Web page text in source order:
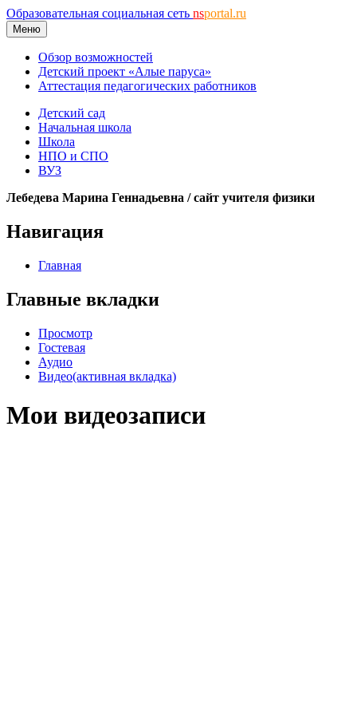
Образовательная социальная сеть nsportal.ru
Меню
Обзор возможностей
Детский проект «Алые паруса»
Аттестация педагогических работников
Детский сад
Начальная школа
Школа
НПО и СПО
ВУЗ
Лебедева Марина Геннадьевна / сайт учителя физики
Навигация
Главная
Главные вкладки
Просмотр
Гостевая
Аудио
Видео(активная вкладка)
Мои видеозаписи